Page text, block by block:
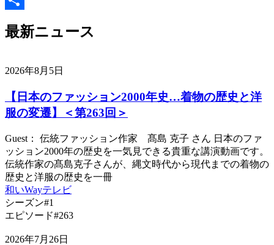
最新ニュース
2026年8月5日
【日本のファッション2000年史…着物の歴史と洋
服の変遷】＜第263回＞
Guest： 伝統ファッション作家 髙島 克子 さん 日本のファ
ッション2000年の歴史を一気見できる貴重な講演動画です。
伝統作家の髙島克子さんが、縄文時代から現代までの着物の
歴史と洋服の歴史を一冊
和いWayテレビ
シーズン#1
エピソード#263
2026年7月26日